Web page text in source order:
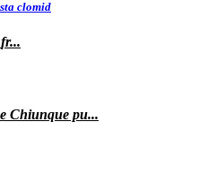
clomid
fr...
Chiunque pu...